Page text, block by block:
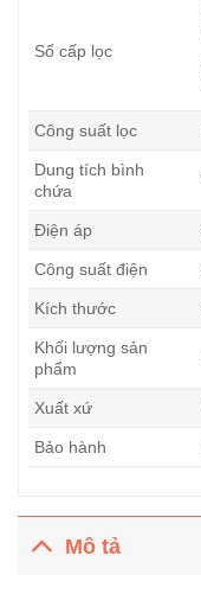
Số cấp lọc
Công suất lọc
Dung tích bình
chứa
Điện áp
Công suất điện
Kích thước
Khối lượng sản
phẩm
Xuất xứ
Bảo hành
Mô tả